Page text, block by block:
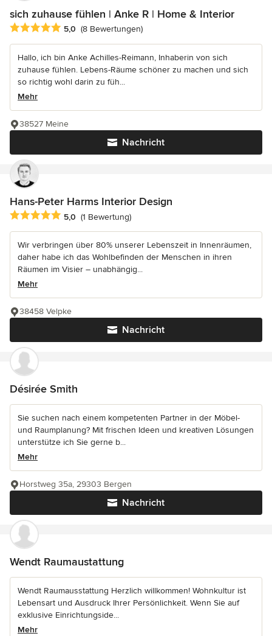
sich zuhause fühlen | Anke R | Home & Interior
Durchschnittliche Bewertung: 5 von 5 Sternen
5,0 (8 Bewertungen)
Hallo, ich bin Anke Achilles-Reimann, Inhaberin von sich
zuhause fühlen. Lebens-Räume schöner zu machen und sich
so richtig wohl darin zu füh...
Mehr
Nachricht
38527 Meine
Hans-Peter Harms Interior Design
Durchschnittliche Bewertung: 5 von 5 Sternen
5,0 (1 Bewertung)
Wir verbringen über 80% unserer Lebenszeit in Innenräumen,
daher habe ich das Wohlbefinden der Menschen in ihren
Räumen im Visier – unabhängig...
Mehr
Nachricht
38458 Velpke
Désirée Smith
Sie suchen nach einem kompetenten Partner in der Möbel-
und Raumplanung? Mit frischen Ideen und kreativen Lösungen
unterstütze ich Sie gerne b...
Mehr
Nachricht
Horstweg 35a, 29303 Bergen
Wendt Raumaustattung
Wendt Raumausstattung Herzlich willkommen! Wohnkultur ist
Lebensart und Ausdruck Ihrer Persönlichkeit. Wenn Sie auf
exklusive Einrichtungside...
Mehr